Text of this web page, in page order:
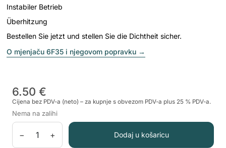
Instabiler Betrieb
Überhitzung
Bestellen Sie jetzt und stellen Sie die Dichtheit sicher.
O mjenjaču 6F35 i njegovom popravku →
6.50 €
Cijena bez PDV-a (neto) – za kupnje s obvezom PDV-a plus 25 % PDV-a.
Nema na zalihi
− + Dodaj u košaricu